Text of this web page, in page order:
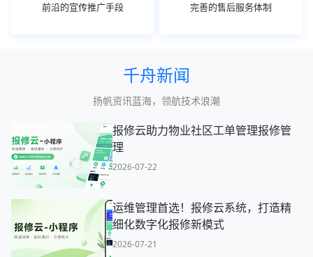
前沿的宣传推广手段 完善的售后服务体制
千舟新闻
扬帆资讯蓝海，领航技术浪潮
报修云助力物业社区工单管理报修管
理
2026-07-22
运维管理首选！报修云系统，打造精
细化数字化报修新模式
2026-07-21